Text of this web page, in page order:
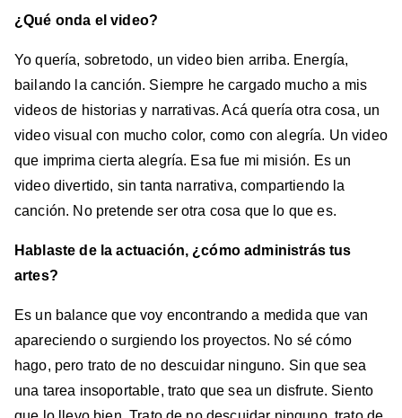
¿Qué onda el video?
Yo quería, sobretodo, un video bien arriba. Energía,
bailando la canción. Siempre he cargado mucho a mis
videos de historias y narrativas. Acá quería otra cosa, un
video visual con mucho color, como con alegría. Un video
que imprima cierta alegría. Esa fue mi misión. Es un
video divertido, sin tanta narrativa, compartiendo la
canción. No pretende ser otra cosa que lo que es.
Hablaste de la actuación, ¿cómo administrás tus
artes?
Es un balance que voy encontrando a medida que van
apareciendo o surgiendo los proyectos. No sé cómo
hago, pero trato de no descuidar ninguno. Sin que sea
una tarea insoportable, trato que sea un disfrute. Siento